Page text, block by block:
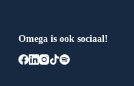
Omega is ook sociaal!